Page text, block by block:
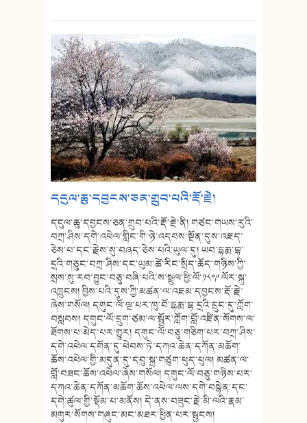
དངུལ་ཆུ་དབྱངས་ཅན་གྲུབ་པའི་རྡོ་རྗེ།
དངུལ་ཆུ་དབྱངས་ཅན་གྲུབ་པའི་རྡོ་རྗེ་ནི། གཙང་གཡས་རུའི་
བཀྲ་ཤིས་དགེ་འཕེལ་གླིང་གི་ཉེ་འདབས་སྔོན་དུས་འཇད་
ཅེས་པ་དང་རྗེས་སུ་བཞད་ཅེས་པའི་ཡུལ་དུ། ཡབ་དྷརྨ་བྷ་
དྲའི་གཅུང་བཀྲ་ཤིས་དང་ཡུམ་ཚེ་རིང་སྲིད་ཆོད་གཉིས་ཀྱི་
སྲས་སུ་རབ་བྱུང་བཅུ་བཞི་པའི་ས་སྦྲུལ་ཕྱི་ལོ་༡༨༠༩ ལོར་སྐུ་
འཁྲུངས། བྱིས་པའི་དུས་ཀྱི་མཚན་ལ་འཇམ་དབྱངས་རྡོ་རྗེ་
ཞེས་གསོལ། དགུང་ལོ་ལྔ་པར་ཁུ་བོ་དྷརྨ་བྷ་དྲའི་དྲུང་དུ་ཀློག་
བསླབས། དགུང་ལོ་དྲུག་ཙམ་ལ་སྦྱོར་ཀློག་བློ་འཛིན་སོགས་ལ་
ཐོགས་པ་མེད་པར་གྱུར། དགུང་ལོ་བཅུ་གཅིག་པར་བཀྲ་ཤིས་
དགེ་འཕེལ་དགོན་དུ་ཕེབས་ཏེ་དཀའ་ཆེན་དཀོན་མཆོག་
ཆོས་འཕེལ་གྱི་མདུན་དུ་དབུ་སྐྲ་གཙུག་ཕུད་ཕུལ། མཚན་ལ་
བློ་བཟང་ཆོས་འཕེལ་ཞེས་གསོལ། དགུང་ལོ་བཅུ་གཉིས་པར་
དཀའ་ཆེན་དཀོན་མཆོག་ཆོས་འཕེལ་ལས་དགེ་བསྙེན་དང་
དགེ་ཚུལ་གྱི་སྡོམ་པ་མནོས། དེ་ནས་བཟུང་རྗེ་མི་ལའི་རྣམ་
མགུར་སོགས་གཞུང་མང་མཐར་ཕྱིན་པར་སྦྱངས།